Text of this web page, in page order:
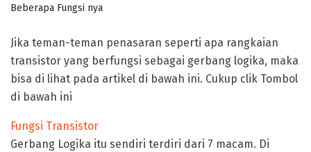
Beberapa Fungsi nya
Jika teman-teman penasaran seperti apa rangkaian
transistor yang berfungsi sebagai gerbang logika, maka
bisa di lihat pada artikel di bawah ini. Cukup clik Tombol
di bawah ini
Fungsi Transistor
Gerbang Logika itu sendiri terdiri dari 7 macam. Di